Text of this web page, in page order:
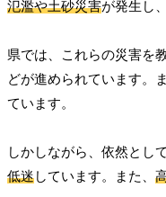
氾濫や土砂災害が発生し
県では、これらの災害を
どが進められています。
ています。
しかしながら、依然とし
低迷しています。また、